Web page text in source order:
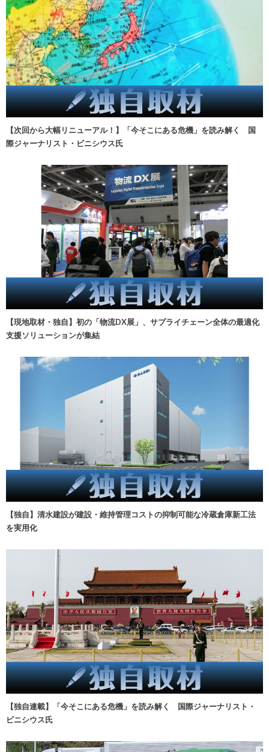
【次回から大幅リニューアル！】「今そこにある危機」を読み解く 国
際ジャーナリスト・ビニシウス氏
【現地取材・独自】初の「物流DX展」、サプライチェーン全体の最適化
支援ソリューションが集結
【独自】清水建設が建設・維持管理コストの抑制可能な冷蔵倉庫新工法
を実用化
【独自連載】「今そこにある危機」を読み解く 国際ジャーナリスト・
ビニシウス氏